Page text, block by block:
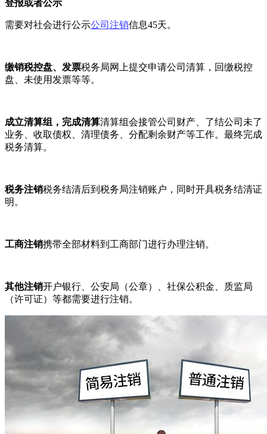
登报或者公示
需要对社会进行公示公司注销信息45天。
缴销税控盘、发票税务局网上提交申请公司清算，回缴税控
盘、未使用发票等等。
成立清算组，完成清算清算组会接管公司财产、了结公司未了
业务、收取债权、清理债务、分配剩余财产等工作。最终完成
税务清算。
税务注销税务结清后到税务局注销账户，同时开具税务结清证
明。
工商注销携带全部材料到工商部门进行办理注销。
其他注销开户银行、公安局（公章）、社保公积金、质监局
（许可证）等都需要进行注销。